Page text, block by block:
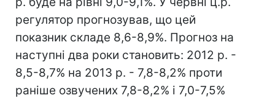
регулятор прогнозував, що цей
показник складе 8,6-8,9%. Прогноз на
наступні два роки становить: 2012 р. -
8,5-8,7% на 2013 р. - 7,8-8,2% проти
раніше озвучених 7,8-8,2% і 7,0-7,5%